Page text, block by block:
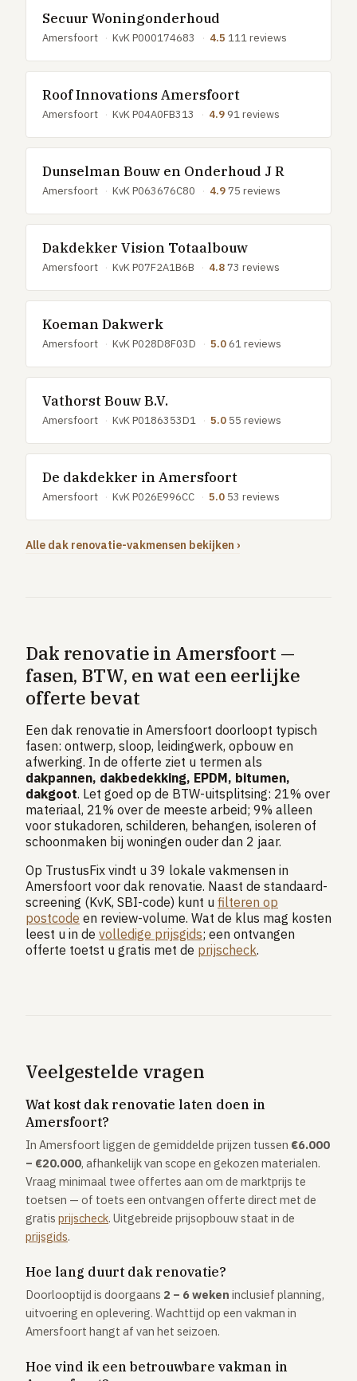
Secuur Woningonderhoud
Amersfoort · KvK P000174683 · 4.5 111 reviews
Roof Innovations Amersfoort
Amersfoort · KvK P04A0FB313 · 4.9 91 reviews
Dunselman Bouw en Onderhoud J R
Amersfoort · KvK P063676C80 · 4.975 reviews
Dakdekker Vision Totaalbouw
Amersfoort · KvK P07F2A1B6B · 4.873 reviews
Koeman Dakwerk
Amersfoort · KvK P028D8F03D · 5.061 reviews
Vathorst Bouw B.V.
Amersfoort · KvK P0186353D1 · 5.0 55 reviews
De dakdekker in Amersfoort
Amersfoort · KvK P026E996CC · 5.0 53 reviews
Alle dak renovatie-vakmensen bekijken ›
Dak renovatie in Amersfoort —
fasen, BTW, en wat een eerlijke
offerte bevat
Een dak renovatie in Amersfoort doorloopt typisch
fasen: ontwerp, sloop, leidingwerk, opbouw en
afwerking. In de offerte ziet u termen als
dakpannen, dakbedekking, EPDM, bitumen,
dakgoot. Let goed op de BTW-uitsplitsing: 21% over
materiaal, 21% over de meeste arbeid; 9% alleen
voor stukadoren, schilderen, behangen, isoleren of
schoonmaken bij woningen ouder dan 2 jaar.
Op TrustusFix vindt u 39 lokale vakmensen in
Amersfoort voor dak renovatie. Naast de standaard-
screening (KvK, SBI-code) kunt u filteren op
postcode en review-volume. Wat de klus mag kosten
leest u in de volledige prijsgids; een ontvangen
offerte toetst u gratis met de prijscheck.
Veelgestelde vragen
Wat kost dak renovatie laten doen in
Amersfoort?
In Amersfoort liggen de gemiddelde prijzen tussen €6.000
– €20.000, afhankelijk van scope en gekozen materialen.
Vraag minimaal twee offertes aan om de marktprijs te
toetsen — of toets een ontvangen offerte direct met de
gratis prijscheck. Uitgebreide prijsopbouw staat in de
prijsgids.
Hoe lang duurt dak renovatie?
Doorlooptijd is doorgaans 2 – 6 weken inclusief planning,
uitvoering en oplevering. Wachttijd op een vakman in
Amersfoort hangt af van het seizoen.
Hoe vind ik een betrouwbare vakman in